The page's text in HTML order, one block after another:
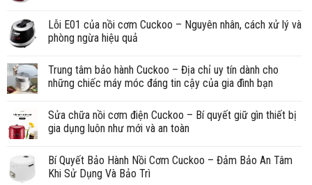
Lỗi E01 của nồi cơm Cuckoo – Nguyên nhân, cách xử lý và
phòng ngừa hiệu quả
Trung tâm bảo hành Cuckoo – Địa chỉ uy tín dành cho
những chiếc máy móc đáng tin cậy của gia đình bạn
Sửa chữa nồi cơm điện Cuckoo – Bí quyết giữ gìn thiết bị
gia dụng luôn như mới và an toàn
Bí Quyết Bảo Hành Nồi Cơm Cuckoo – Đảm Bảo An Tâm
Khi Sử Dụng Và Bảo Trì